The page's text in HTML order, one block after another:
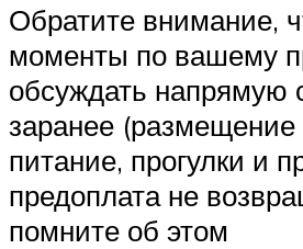
Обратите внимание,
моменты по вашему
обсуждать напрямую
заранее
питание, прогулки и
предоплата не
помните об этом